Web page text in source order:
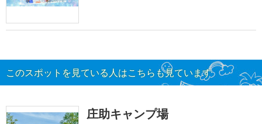
このスポットを見ている人はこちらも見ています
庄助キャンプ場